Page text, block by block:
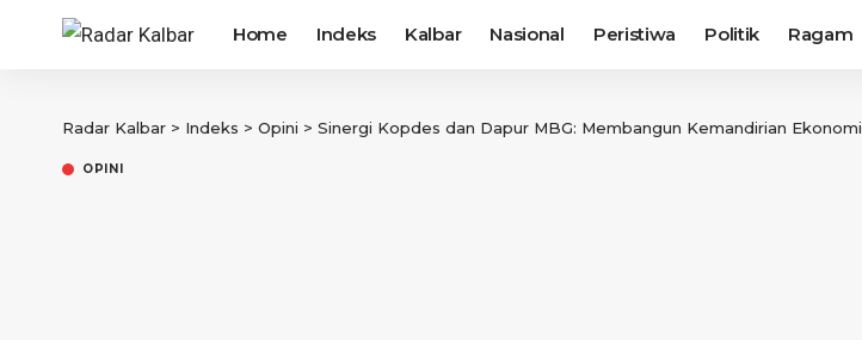
Home Indeks Kalbar Nasional Peristiwa Politik Ragam
Radar Kalbar > Indeks > Opini > Sinergi Kopdes dan Dapur MBG: Membangun Kemandirian Ekonomi
OPINI